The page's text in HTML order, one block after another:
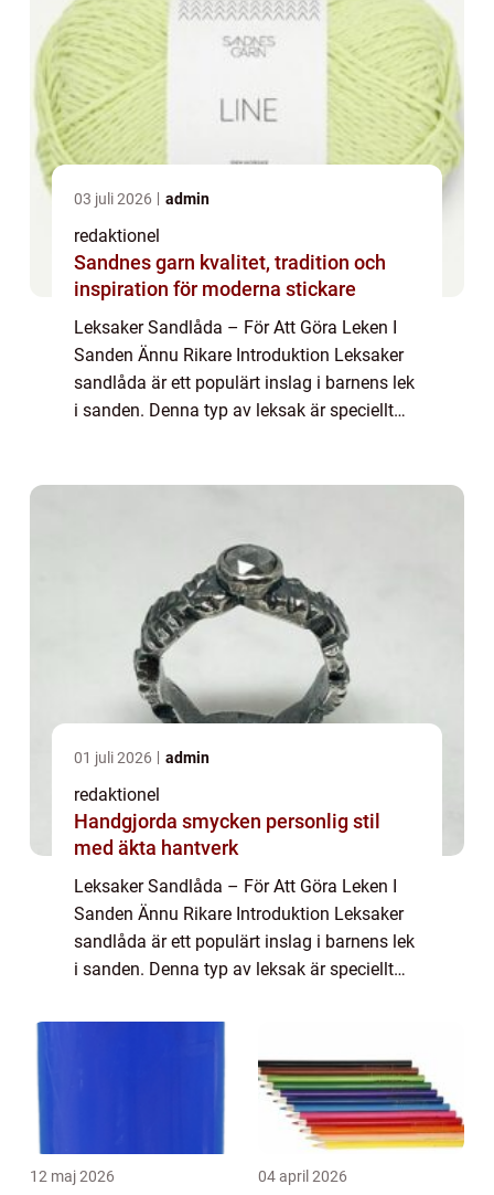
03 juli 2026 admin
redaktionel
Sandnes garn kvalitet, tradition och
inspiration för moderna stickare
Leksaker Sandlåda – För Att Göra Leken I
Sanden Ännu Rikare Introduktion Leksaker
sandlåda är ett populärt inslag i barnens lek
i sanden. Denna typ av leksak är speciellt
01 juli 2026 admin
redaktionel
Handgjorda smycken personlig stil
med äkta hantverk
Leksaker Sandlåda – För Att Göra Leken I
Sanden Ännu Rikare Introduktion Leksaker
sandlåda är ett populärt inslag i barnens lek
i sanden. Denna typ av leksak är speciellt
upplevelse när de utforskar...
12 maj 2026 04 april 2026